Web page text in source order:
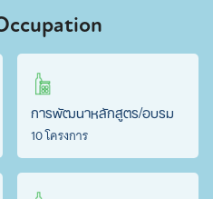
การพัฒนาหลักสูตร/อบรม
10 โครงการ